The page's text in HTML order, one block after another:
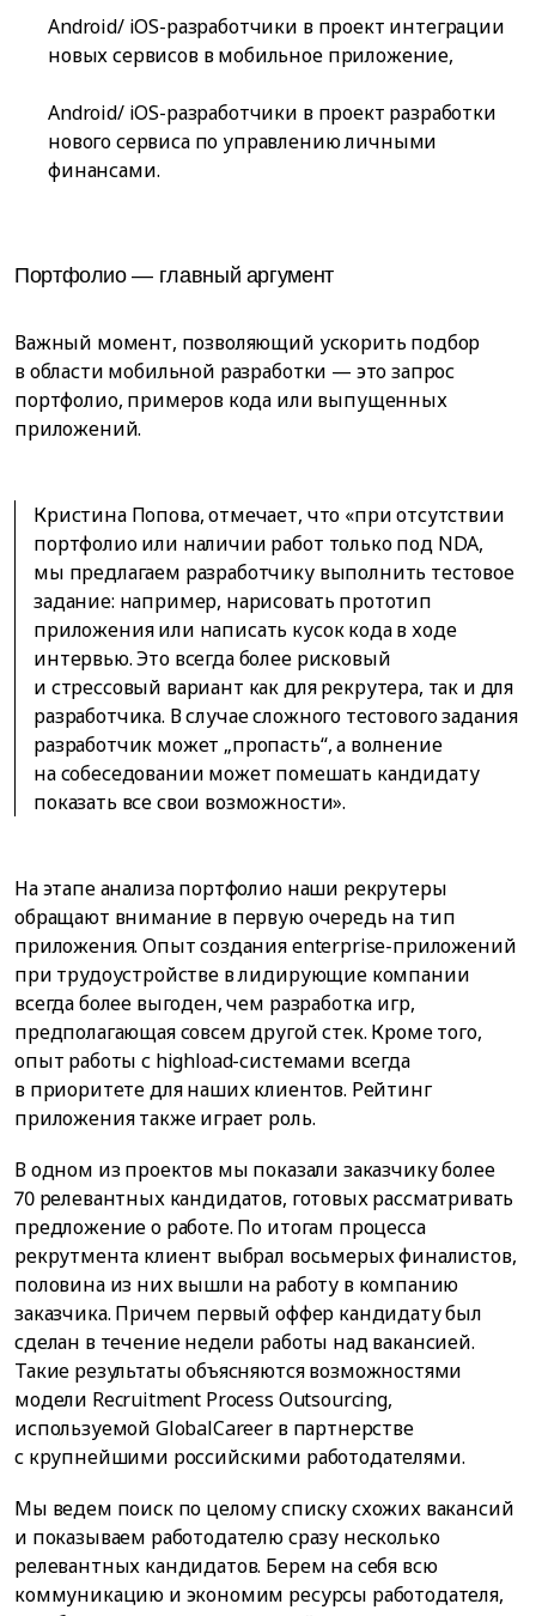
Android/ iOS-разработчики в проект интеграции
новых сервисов в мобильное приложение,
Android/ iOS-разработчики в проект разработки
нового сервиса по управлению личными
финансами.
Портфолио — главный аргумент
Важный момент, позволяющий ускорить подбор
в области мобильной разработки — это запрос
портфолио, примеров кода или выпущенных
приложений.
Кристина Попова, отмечает, что «при отсутствии
портфолио или наличии работ только под NDA,
мы предлагаем разработчику выполнить тестовое
задание: например, нарисовать прототип
приложения или написать кусок кода в ходе
интервью. Это всегда более рисковый
и стрессовый вариант как для рекрутера, так и для
разработчика. В случае сложного тестового задания
разработчик может „пропасть“, а волнение
на собеседовании может помешать кандидату
показать все свои возможности».
На этапе анализа портфолио наши рекрутеры
обращают внимание в первую очередь на тип
приложения. Опыт создания enterprise-приложений
при трудоустройстве в лидирующие компании
всегда более выгоден, чем разработка игр,
предполагающая совсем другой стек. Кроме того,
опыт работы с highload-системами всегда
в приоритете для наших клиентов. Рейтинг
приложения также играет роль.
В одном из проектов мы показали заказчику более
70 релевантных кандидатов, готовых рассматривать
предложение о работе. По итогам процесса
рекрутмента клиент выбрал восьмерых финалистов,
половина из них вышли на работу в компанию
заказчика. Причем первый оффер кандидату был
сделан в течение недели работы над вакансией.
Такие результаты объясняются возможностями
модели Recruitment Process Outsourcing,
используемой GlobalCareer в партнерстве
с крупнейшими российскими работодателями.
Мы ведем поиск по целому списку схожих вакансий
и показываем работодателю сразу несколько
релевантных кандидатов. Берем на себя всю
коммуникацию и экономим ресурсы работодателя,